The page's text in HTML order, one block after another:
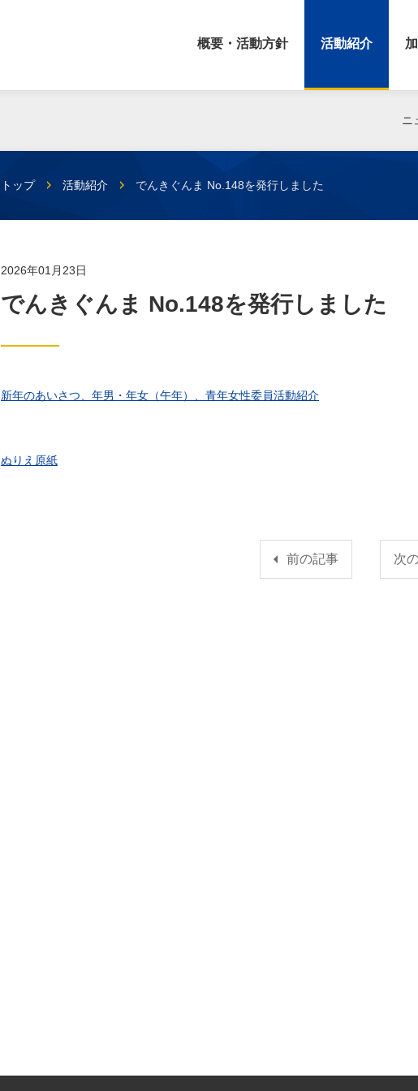
概要・活動方針 活動紹介
ニ
トップ 活動紹介 でんきぐんま No.148を発行しました
2026年01月23日
でんきぐんま No.148を発行しました
新年のあいさつ、年男・年女（午年）、青年女性委員活動紹介
ぬりえ原紙
前の記事 次